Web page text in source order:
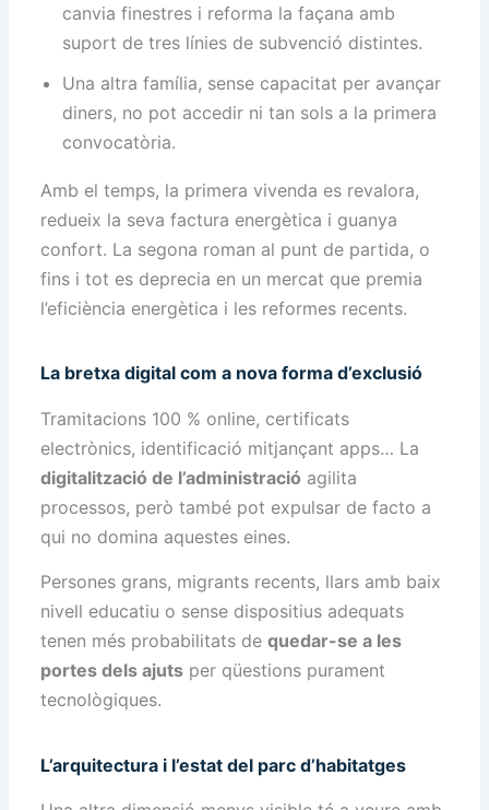
canvia finestres i reforma la façana amb
suport de tres línies de subvenció distintes.
Una altra família, sense capacitat per avançar
diners, no pot accedir ni tan sols a la primera
convocatòria.
Amb el temps, la primera vivenda es revalora,
redueix la seva factura energètica i guanya
confort. La segona roman al punt de partida, o
fins i tot es deprecia en un mercat que premia
l’eficiència energètica i les reformes recents.
La bretxa digital com a nova forma d’exclusió
Tramitacions 100 % online, certificats
electrònics, identificació mitjançant apps… La
digitalització de l’administració agilita
processos, però també pot expulsar de facto a
qui no domina aquestes eines.
Persones grans, migrants recents, llars amb baix
nivell educatiu o sense dispositius adequats
tenen més probabilitats dequedar-se a les
portes dels ajuts per qüestions purament
tecnològiques.
L’arquitectura i l’estat del parc d’habitatges